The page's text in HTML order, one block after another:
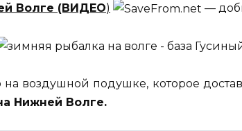
Волге (ВИДЕО) —
на воздушной подушке, которое
Нижней Волге.